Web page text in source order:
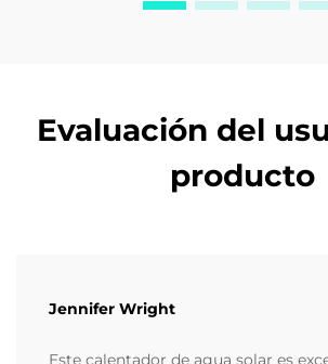
Evaluación del
producto
Jennifer Wright
Este calentador de agua solar es